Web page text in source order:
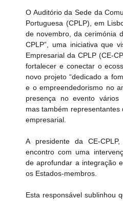
O Auditório da Sede da
Portuguesa (CPLP), em
de novembro, da cerimónia
CPLP”, uma iniciativa que
Empresarial da CPLP (CE-
fortalecer e conectar o
novo projeto “dedicado a
e o empreendedorismo no
presença no evento vários
mas também
empresarial.
A presidente da CE-
encontro com uma
de aprofundar a integração
os Estados-membros.
Esta responsável sublinhou